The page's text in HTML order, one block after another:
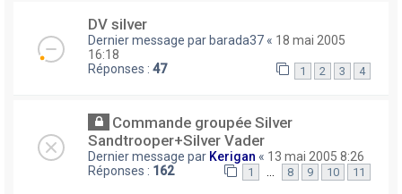
DV silver
Dernier message par barada37 « 18 mai 2005
16:18
Réponses : 47 1 2 3 4
Commande groupée Silver
Sandtrooper+Silver Vader
Dernier message par Kerigan « 13 mai 2005 8:26
Réponses : 162 1 8 9 10 11